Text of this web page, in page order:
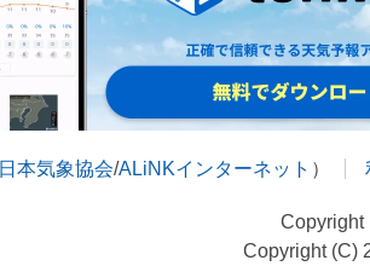
日本気象協会/ALiNKインターネット ）
Copyright
Copyright (C)